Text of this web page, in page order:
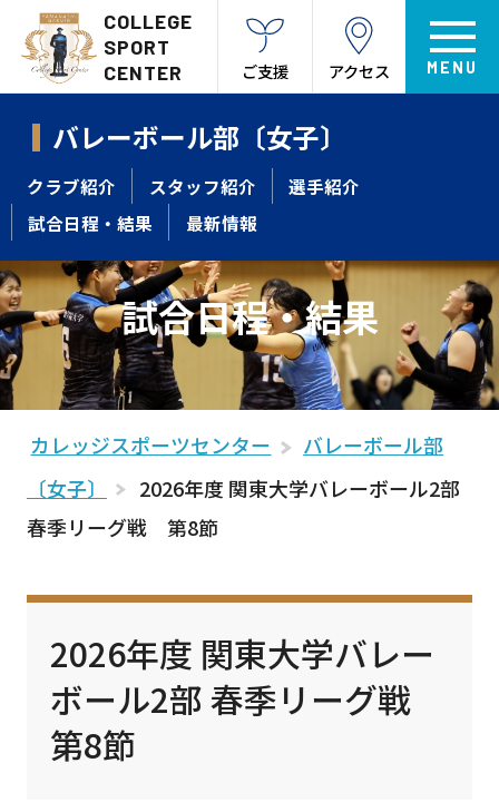
COLLEGE
SPORT
CENTER
ご支援 アクセス
バレーボール部〔女子〕
クラブ紹介 スタッフ紹介
選手紹介
試合日程・結果
最新情報
試合日程・結果
カレッジスポーツセンター
バレーボール部
〔女子〕
2026年度 関東大学バレーボール2部
春季リーグ戦 第8節
2026年度 関東大学バレー
ボール2部 春季リーグ戦
第8節